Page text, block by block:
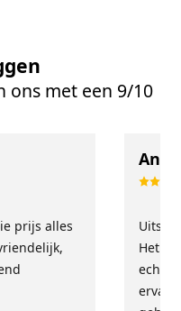
ons met een 9/10
prijs alles
Het
echt